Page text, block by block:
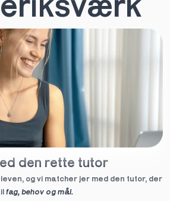
den rette tutor
og vi matcher jer med den tutor, der
fag, behov og mål.